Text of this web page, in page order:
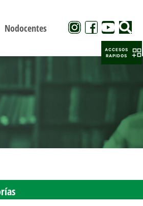
Nodocentes
ACCESOS
RAPIDOS